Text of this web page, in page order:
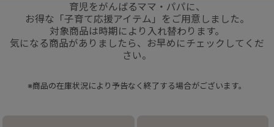
育児をがんばるママ・パパに、
お得な「子育て応援アイテム」をご用意しました。
対象商品は時期により入れ替わります。
気になる商品がありましたら、お早めにチェックしてくだ
さい。
※商品の在庫状況により予告なく終了する場合がございます。